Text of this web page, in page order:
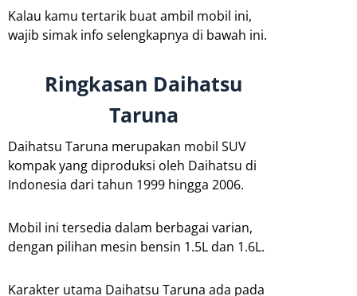
Kalau kamu tertarik buat ambil mobil ini,
wajib simak info selengkapnya di bawah ini.
Ringkasan Daihatsu
Taruna
Daihatsu Taruna merupakan mobil SUV
kompak yang diproduksi oleh Daihatsu di
Indonesia dari tahun 1999 hingga 2006.
Mobil ini tersedia dalam berbagai varian,
dengan pilihan mesin bensin 1.5L dan 1.6L.
Karakter utama Daihatsu Taruna ada pada